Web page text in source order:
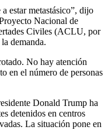
estar metastásico”, dijo
Nacional de
Civiles (ACLU, por
demanda.
No hay atención
en el número de personas
Donald Trump ha
detenidos en centros
La situación pone en